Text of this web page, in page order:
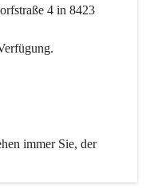
4 in 8423
immer Sie, der
bestens geschult in